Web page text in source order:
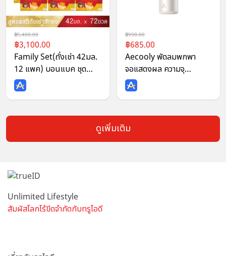
5,400.00
3,100.00
Family Set(ถั่งเช่า 42มล.
12 แพค) บอนแบค ชุด
เครื่องดื่มรังนกสำเร็จรูป
(สูตรผสมถั่งเช่าสีทอง)
รังนก ของขวัญ ปีใหม่
990.00
685.00
Aecooly พัดลมพกพา
จอแสดงผล ความจุ
3500mAh รุ่น PH01
ดูเพิ่มเติม
Unlimited Lifestyle
สัมผัสโลกไร้ขีดจำกัดกับทรูไอดี